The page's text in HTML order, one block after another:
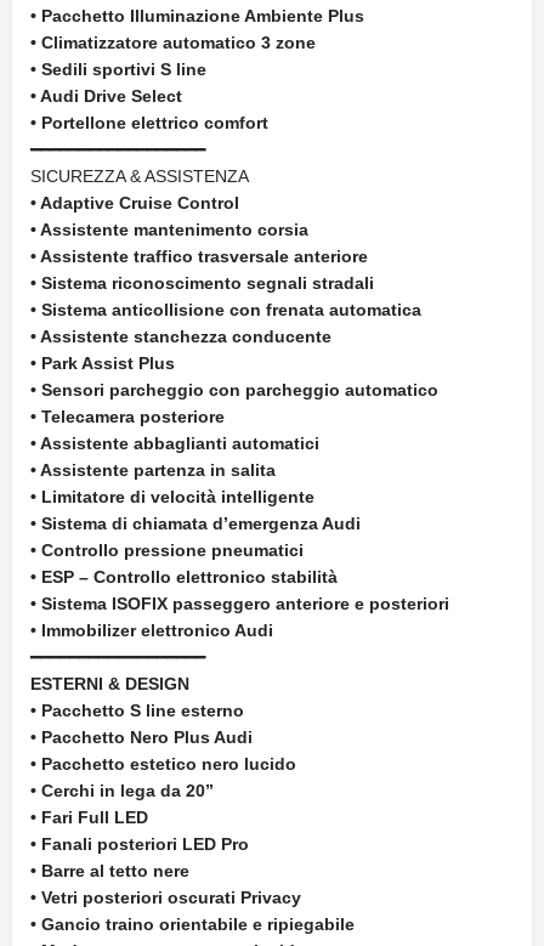
• Pacchetto Illuminazione Ambiente Plus
• Climatizzatore automatico 3 zone
• Sedili sportivi S line
• Audi Drive Select
• Portellone elettrico comfort
━━━━━━━━━━━━━━━━━━
SICUREZZA & ASSISTENZA
• Adaptive Cruise Control
• Assistente mantenimento corsia
• Assistente traffico trasversale anteriore
• Sistema riconoscimento segnali stradali
• Sistema anticollisione con frenata automatica
• Assistente stanchezza conducente
• Park Assist Plus
• Sensori parcheggio con parcheggio automatico
• Telecamera posteriore
• Assistente abbaglianti automatici
• Assistente partenza in salita
• Limitatore di velocità intelligente
• Sistema di chiamata d’emergenza Audi
• Controllo pressione pneumatici
• ESP – Controllo elettronico stabilità
• Sistema ISOFIX passeggero anteriore e posteriori
• Immobilizer elettronico Audi
━━━━━━━━━━━━━━━━━━
ESTERNI & DESIGN
• Pacchetto S line esterno
• Pacchetto Nero Plus Audi
• Pacchetto estetico nero lucido
• Cerchi in lega da 20”
• Fari Full LED
• Fanali posteriori LED Pro
• Barre al tetto nere
• Vetri posteriori oscurati Privacy
• Gancio traino orientabile e ripiegabile